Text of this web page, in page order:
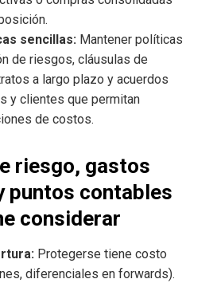
sencillas: Mantener políticas
de riesgos, cláusulas de
a largo plazo y acuerdos
y clientes que permitan
de costos.
riesgo, gastos
puntos contables
considerar
Protegerse tiene costo
diferenciales en forwards).